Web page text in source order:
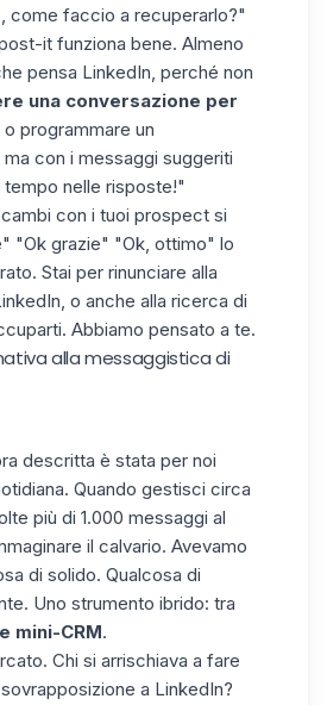
come faccio a recuperarlo?"
it funziona bene. Almeno
pensa LinkedIn, perché non
una conversazione per
programmare un
con i messaggi suggeriti
nelle risposte!"
con i tuoi prospect si
"Ok grazie" "Ok, ottimo" lo
Stai per rinunciare alla
o anche alla ricerca di
Abbiamo pensato a te.
alla messaggistica di
descritta è stata per noi
Quando gestisci circa
più di 1.000 messaggi al
il calvario. Avevamo
di solido. Qualcosa di
Uno strumento ibrido: tra
mini-CRM.
Chi si arrischiava a fare
a LinkedIn?